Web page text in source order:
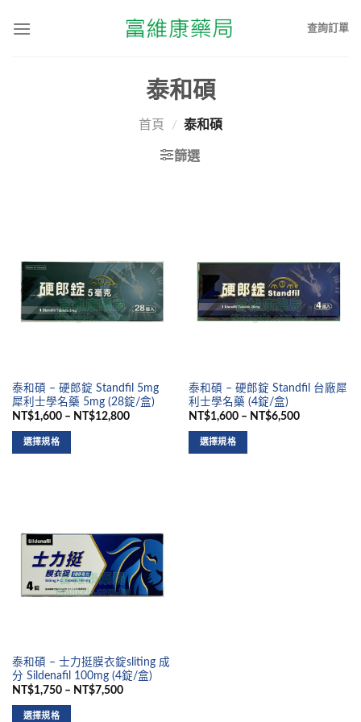
查詢訂單
泰和碩
首頁 / 泰和碩
篩選
泰和碩 – 硬郎錠 Standfil 5mg
犀利士學名藥 5mg (28錠/盒)
NT$1,600 – NT$12,800
選擇規格
泰和碩 – 硬郎錠 Standfil 台廠犀
利士學名藥 (4錠/盒)
NT$1,600 – NT$6,500
選擇規格
泰和碩 – 士力挺膜衣錠sliting 成
分 Sildenafil 100mg (4錠/盒)
NT$1,750 – NT$7,500
選擇規格